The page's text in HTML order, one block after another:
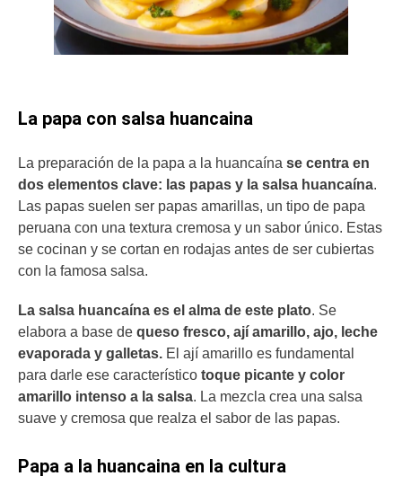
La papa con salsa huancaina
La preparación de la papa a la huancaína se centra en
dos elementos clave: las papas y la salsa huancaína.
Las papas suelen ser papas amarillas, un tipo de papa
peruana con una textura cremosa y un sabor único. Estas
se cocinan y se cortan en rodajas antes de ser cubiertas
con la famosa salsa.
La salsa huancaína es el alma de este plato. Se
elabora a base de queso fresco, ají amarillo, ajo, leche
evaporada y galletas. El ají amarillo es fundamental
para darle ese característico toque picante y color
amarillo intenso a la salsa. La mezcla crea una salsa
suave y cremosa que realza el sabor de las papas.
Papa a la huancaina en la cultura